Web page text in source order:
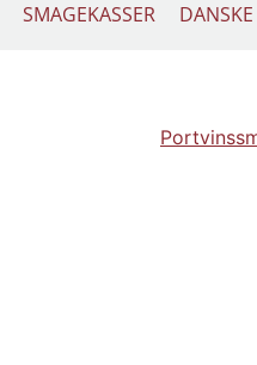
SMAGEKASSER